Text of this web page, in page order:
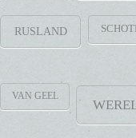
RUSLAND
VAN GEEL